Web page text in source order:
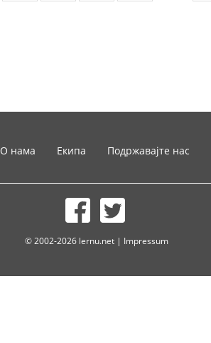
О нама Екипа Подржавајте нас
© 2002-2026 lernu.net | Impressum